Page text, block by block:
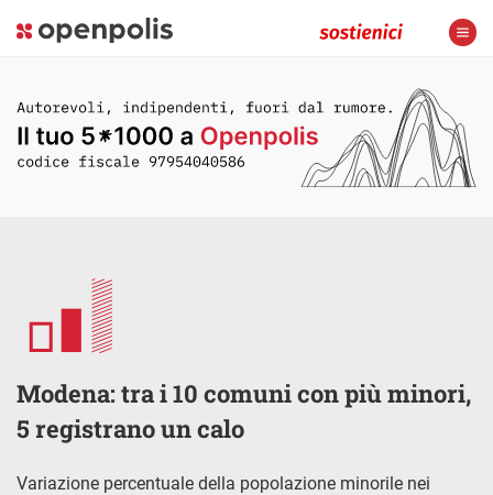
Modena: tra i 10 comuni con più minori,
5 registrano un calo
Variazione percentuale della popolazione minorile nei